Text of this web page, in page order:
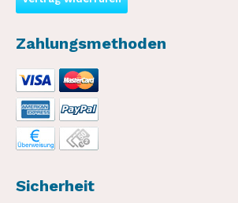
Zahlungsmethoden
Sicherheit